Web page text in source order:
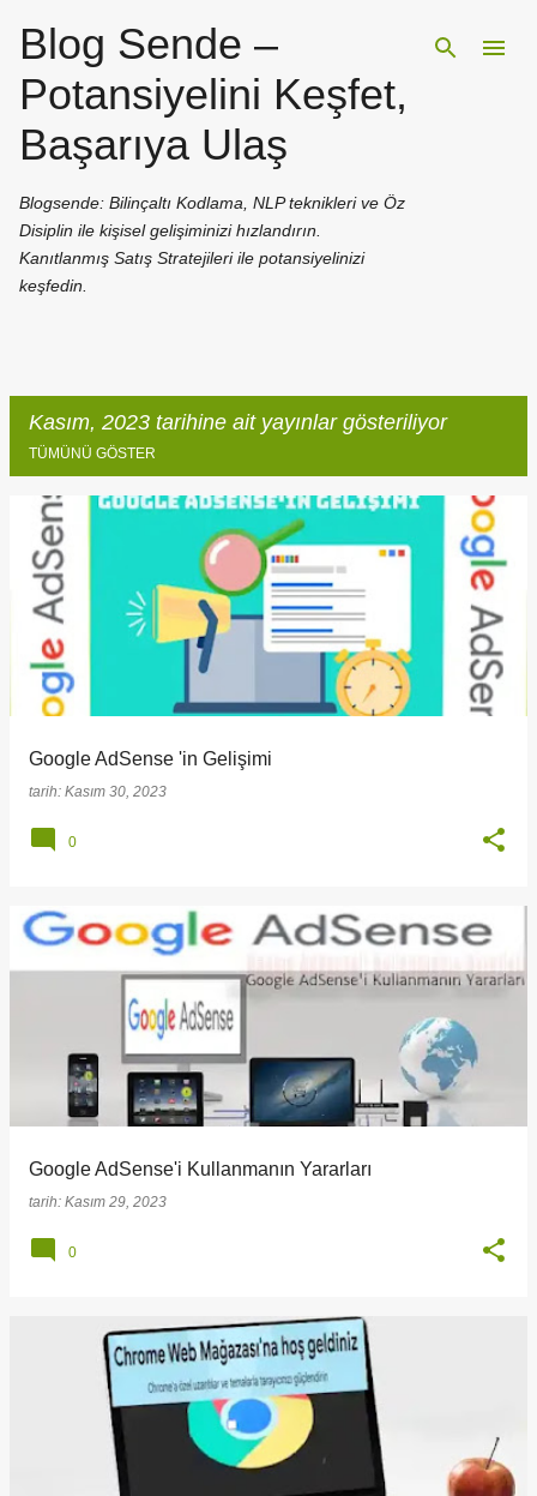
Ana içeriğe atla
Blog Sende –
Potansiyelini Keşfet,
Başarıya Ulaş
Blogsende: Bilinçaltı Kodlama, NLP teknikleri ve Öz
Disiplin ile kişisel gelişiminizi hızlandırın.
Kanıtlanmış Satış Stratejileri ile potansiyelinizi
keşfedin.
Kasım, 2023 tarihine ait yayınlar gösteriliyor
TÜMÜNÜ GÖSTER
Google AdSense 'in Gelişimi
tarih: Kasım 30, 2023
0
Google AdSense'i Kullanmanın Yararları
tarih: Kasım 29, 2023
0